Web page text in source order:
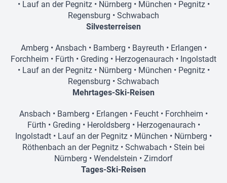
• Lauf an der Pegnitz• Nürnberg • München • Pegnitz•
Regensburg • Schwabach
Silvesterreisen
Amberg • Ansbach • Bamberg • Bayreuth • Erlangen •
Forchheim • Fürth • Greding • Herzogenaurach • Ingolstadt
• Lauf an der Pegnitz• Nürnberg • München • Pegnitz•
Regensburg • Schwabach
Mehrtages-Ski-Reisen
Ansbach • Bamberg • Erlangen • Feucht • Forchheim •
Fürth • Greding • Heroldsberg • Herzogenaurach •
Ingolstadt • Lauf an der Pegnitz • München • Nürnberg •
Röthenbach an der Pegnitz • Schwabach • Stein bei
Nürnberg • Wendelstein • Zirndorf
Tages-Ski-Reisen